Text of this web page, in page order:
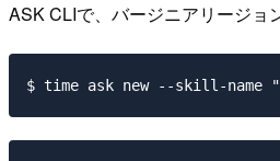
ASK CLIで、バージニアリージョ